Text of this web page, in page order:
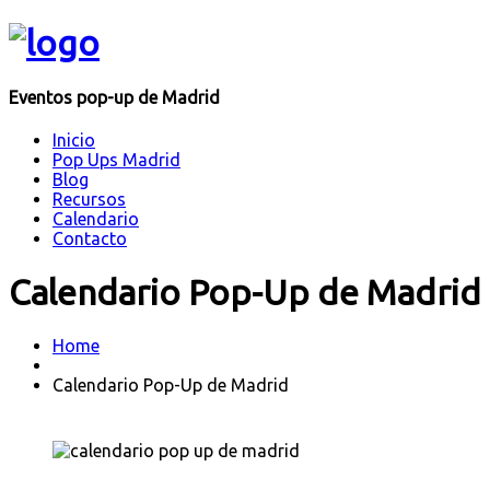
Eventos pop-up de Madrid
Inicio
Pop Ups Madrid
Blog
Recursos
Calendario
Contacto
Calendario Pop-Up de Madrid
Home
Calendario Pop-Up de Madrid